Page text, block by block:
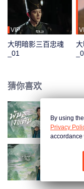
VIP
大明暗影三百忠魂
_01
猜你喜欢
By using
Privacy
accordance